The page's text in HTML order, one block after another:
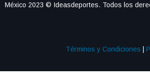
México 2023 © Ideasdeportes. Todos los
Términos y Condiciones |